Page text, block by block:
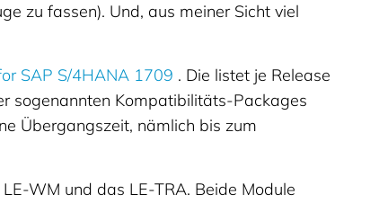
zu fassen). Und, aus meiner Sicht viel
SAP S/4HANA 1709 . Die listet je Release
sogenannten Kompatibilitäts-Packages
Übergangszeit, nämlich bis zum
WM und das LE-TRA. Beide Module